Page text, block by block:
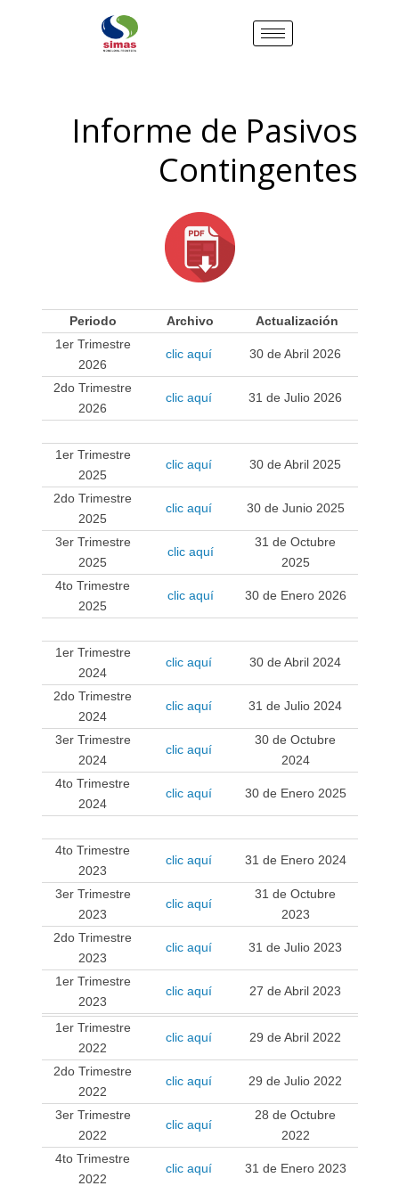
Informe de Pasivos
Contingentes
Periodo Archivo
Actualización
1er Trimestre
2026
clic aquí 30 de Abril 2026
2do Trimestre
2026
clic aquí 31 de Julio 2026
1er Trimestre
2025
clic aquí 30 de Abril 2025
2do Trimestre
2025
clic aquí 30 de Junio 2025
3er Trimestre
2025
clic aquí
31 de Octubre
2025
4to Trimestre
2025
clic aquí 30 de Enero 2026
1er Trimestre
2024
clic aquí 30 de Abril 2024
2do Trimestre
2024
clic aquí 31 de Julio 2024
3er Trimestre
2024
clic aquí
30 de Octubre
2024
4to Trimestre
2024
clic aquí 30 de Enero 2025
4to Trimestre
2023
clic aquí 31 de Enero 2024
3er Trimestre
2023
clic aquí
31 de Octubre
2023
2do Trimestre
2023
clic aquí 31 de Julio 2023
1er Trimestre
2023
clic aquí 27 de Abril 2023
1er Trimestre
2022
clic aquí 29 de Abril 2022
2do Trimestre
2022
clic aquí 29 de Julio 2022
3er Trimestre
2022
clic aquí
28 de Octubre
2022
4to Trimestre
2022
clic aquí 31 de Enero 2023